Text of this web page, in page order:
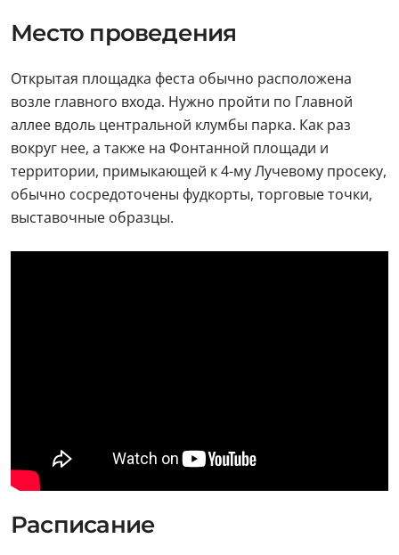
Место проведения
Открытая площадка феста обычно расположена
возле главного входа. Нужно пройти по Главной
аллее вдоль центральной клумбы парка. Как раз
вокруг нее, а также на Фонтанной площади и
территории, примыкающей к 4-му Лучевому просеку,
обычно сосредоточены фудкорты, торговые точки,
выставочные образцы.
Расписание